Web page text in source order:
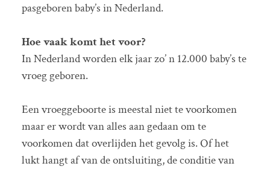
pasgeboren baby’s in Nederland.
Hoe vaak komt het voor?
In Nederland worden elk jaar zo’ n 12.000 baby’s te
vroeg geboren.
Een vroeggeboorte is meestal niet te voorkomen
maar er wordt van alles aan gedaan om te
voorkomen dat overlijden het gevolg is. Of het
lukt hangt af van de ontsluiting, de conditie van